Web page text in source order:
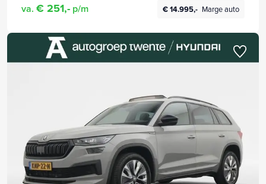
va. € 251,- p/m € 14.995,- Marge auto